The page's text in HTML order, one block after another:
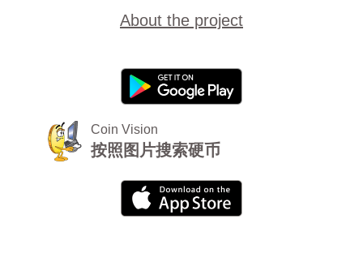
About the project
Coin Vision
按照图片搜索硬币